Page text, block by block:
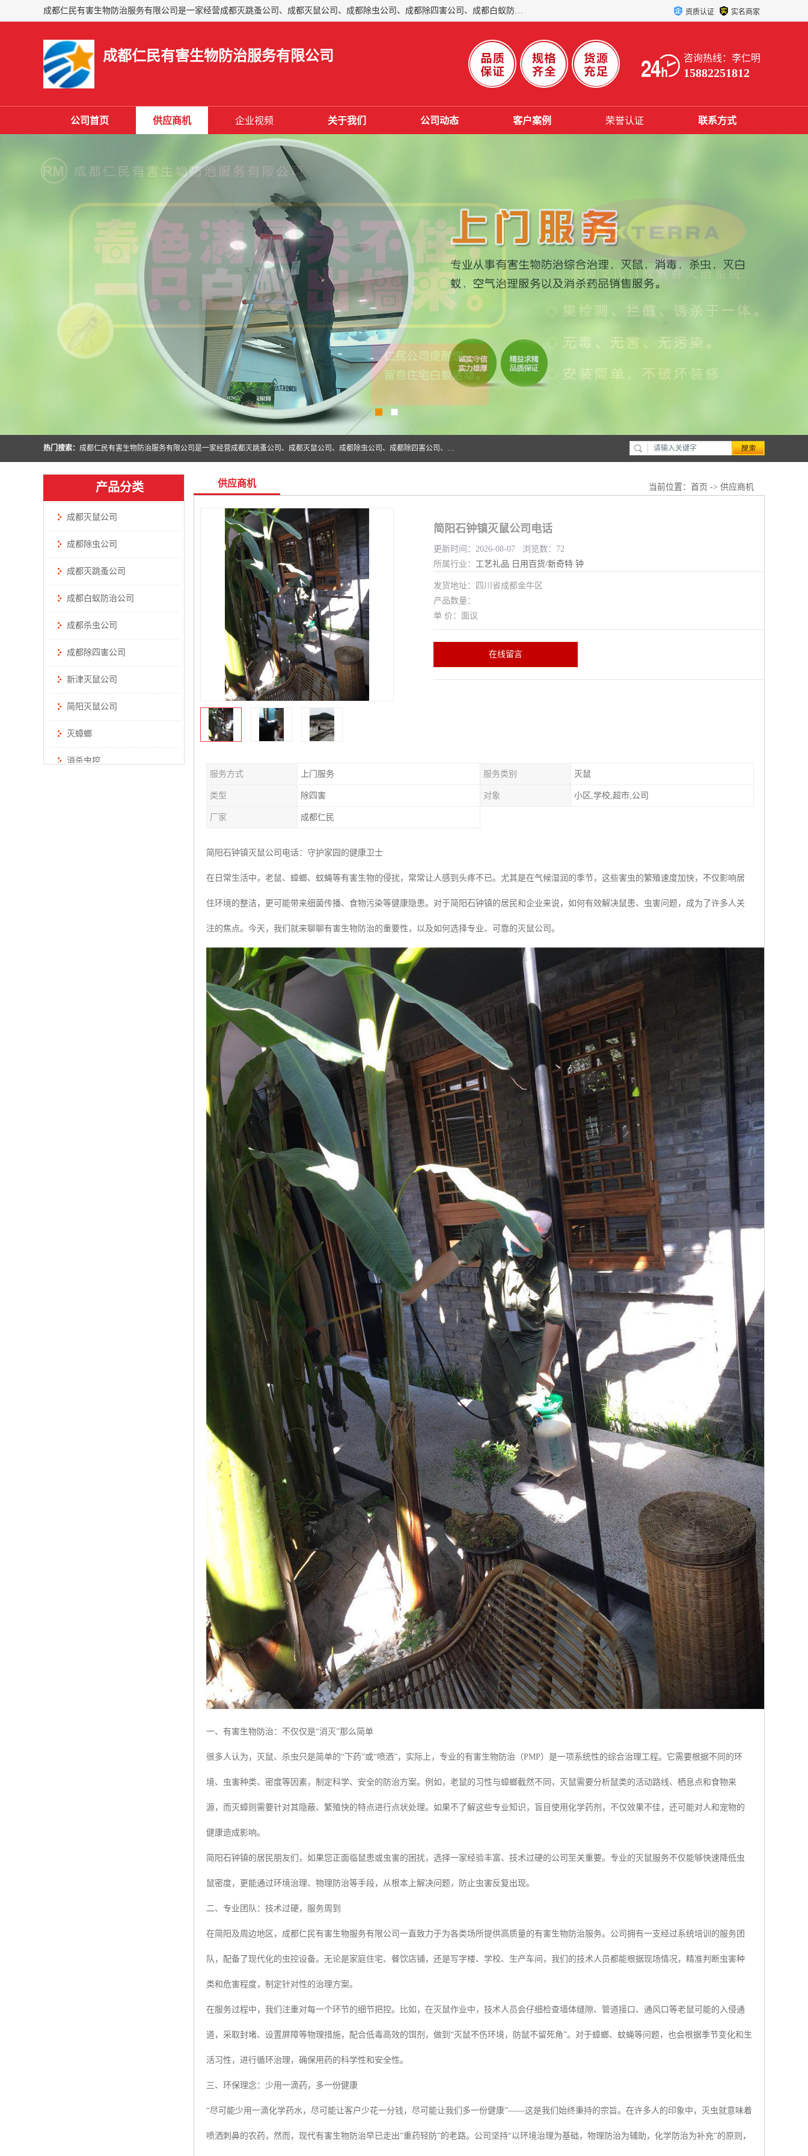
成都仁民有害生物防治服务有限公司是一家经营成都灭跳蚤公司、成都灭鼠公司、成都除虫公司、成都除四害公司、成都白蚁防治公司、成都杀虫公司等。业务覆盖：青白江、郫县、简阳、金堂、乐山、眉山、绵阳、彭州等区域。 由于我们的专业技术和服务态度得到了肯定、 目前公司已经与省内外的多个金 融企业、高端写字楼、星级酒 店、宾馆餐饮企业、学校、制造生产企业、物业小区建立了长期友好的合作关系。 资质认证 实名商家
成都仁民有害生物防治服务有限公司 咨询热线：李仁明
15882251812
公司首页 供应商机 企业视频 关于我们 公司动态 客户案例 荣誉认证 联系方式
热门搜索： 成都仁民有害生物防治服务有限公司是一家经营成都灭跳蚤公司、成都灭鼠公司、成都除虫公司、成都除四害公司、成都白蚁防治公司、成都杀虫公司等。业务覆盖：青白江、郫县、简阳、金堂、乐山、眉山、绵阳、彭州等区域。 由于我们的专业技术和服务态度得到了肯定、 目前公司已经与省内外的多个金 融企业、高端写字楼、星级酒 店、宾馆餐饮企业、学校、制造生产企业、物业小区建立了长期友好的合作关系。
产品分类
成都灭鼠公司
成都除虫公司
成都灭跳蚤公司
成都白蚁防治公司
成都杀虫公司
成都除四害公司
新津灭鼠公司
简阳灭鼠公司
灭蟑螂
消杀虫控
供应商机 当前位置： 首页 -> 供应商机
简阳石钟镇灭鼠公司电话
更新时间：2026-08-07 浏览数：72
所属行业： 工艺礼品 日用百货/新奇特 钟
发货地址：四川省成都金牛区
产品数量：
单 价：面议
在线留言
服务方式 上门服务 服务类别 灭鼠
类型 除四害 对象 小区,学校,超市,公司
厂家 成都仁民
简阳石钟镇灭鼠公司电话：守护家园的健康卫士
在日常生活中，老鼠、蟑螂、蚊蝇等有害生物的侵扰，常常让人感到头疼不已。尤其是在气候湿润的季节，这些害虫的繁殖速度加快，不仅影响居
住环境的整洁，更可能带来细菌传播、食物污染等健康隐患。对于简阳石钟镇的居民和企业来说，如何有效解决鼠患、虫害问题，成为了许多人关
注的焦点。今天，我们就来聊聊有害生物防治的重要性，以及如何选择专业、可靠的灭鼠公司。
一、有害生物防治：不仅仅是“消灭”那么简单
很多人认为，灭鼠、杀虫只是简单的“下药”或“喷洒”，实际上，专业的有害生物防治（PMP）是一项系统性的综合治理工程。它需要根据不同的环
境、虫害种类、密度等因素，制定科学、安全的防治方案。例如，老鼠的习性与蟑螂截然不同，灭鼠需要分析鼠类的活动路线、栖息点和食物来
源，而灭蟑则需要针对其隐蔽、繁殖快的特点进行点状处理。如果不了解这些专业知识，盲目使用化学药剂，不仅效果不佳，还可能对人和宠物的
健康造成影响。
简阳石钟镇的居民朋友们，如果您正面临鼠患或虫害的困扰，选择一家经验丰富、技术过硬的公司至关重要。专业的灭鼠服务不仅能够快速降低虫
鼠密度，更能通过环境治理、物理防治等手段，从根本上解决问题，防止虫害反复出现。
二、专业团队：技术过硬，服务周到
在简阳及周边地区，成都仁民有害生物服务有限公司一直致力于为各类场所提供高质量的有害生物防治服务。公司拥有一支经过系统培训的服务团
队，配备了现代化的虫控设备。无论是家庭住宅、餐饮店铺，还是写字楼、学校、生产车间，我们的技术人员都能根据现场情况，精准判断虫害种
类和危害程度，制定针对性的治理方案。
在服务过程中，我们注重对每一个环节的细节把控。比如，在灭鼠作业中，技术人员会仔细检查墙体缝隙、管道接口、通风口等老鼠可能的入侵通
道，采取封堵、设置屏障等物理措施，配合低毒高效的饵剂，做到“灭鼠不伤环境，防鼠不留死角”。对于蟑螂、蚊蝇等问题，也会根据季节变化和生
活习性，进行循环治理，确保用药的科学性和安全性。
三、环保理念：少用一滴药，多一份健康
“尽可能少用一滴化学药水，尽可能让客户少花一分钱，尽可能让我们多一份健康”——这是我们始终秉持的宗旨。在许多人的印象中，灭虫就意味着
喷洒刺鼻的农药，然而，现代有害生物防治早已走出“重药轻防”的老路。公司坚持“以环境治理为基础，物理防治为辅助，化学防治为补充”的原则，